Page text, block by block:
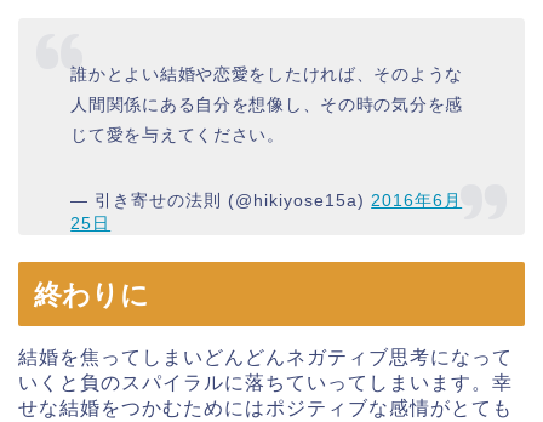
誰かとよい結婚や恋愛をしたければ、そのような
人間関係にある自分を想像し、その時の気分を感
じて愛を与えてください。
— 引き寄せの法則 (@hikiyose15a) 2016年6月
25日
終わりに
結婚を焦ってしまいどんどんネガティブ思考になって
いくと負のスパイラルに落ちていってしまいます。幸
せな結婚をつかむためにはポジティブな感情がとても